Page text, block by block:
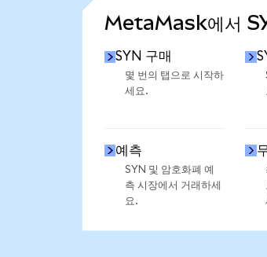
MetaMask에서
SYN 구매
몇 번의 탭으로 시작하
세요.
예측
SYN 및 암호화폐 예
측 시장에서 거래하세
요.